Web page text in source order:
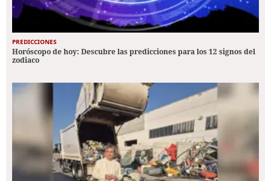
PREDICCIONES
Horóscopo de hoy: Descubre las predicciones para los 12 signos del
zodiaco